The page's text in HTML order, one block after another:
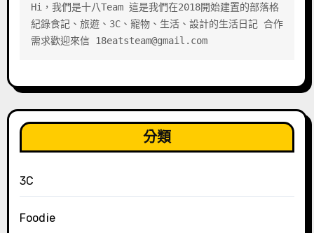
Hi，我們是十八Team 這是我們在2018開始建置的部落格
紀錄食記、旅遊、3C、寵物、生活、設計的生活日記 合作
需求歡迎來信 18eatsteam@gmail.com
分類
3C
Foodie